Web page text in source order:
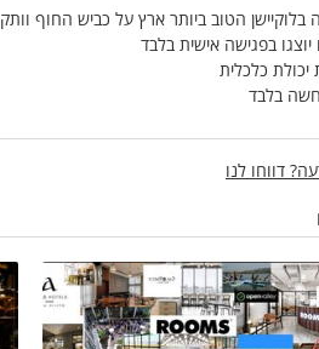
בלוקיישן הטוב ביותר ארץ על כביש החוף
יוצגו בפגישה אישית בלבד
כלכלית
בלבד
דווחו לנו